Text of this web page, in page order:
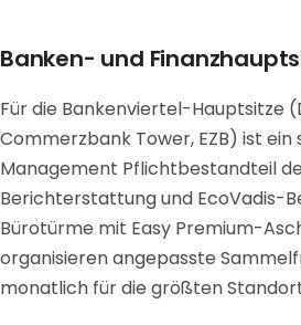
Banken- und
Für die Bankenviertel-Hauptsitze
Commerzbank Tower, EZB) ist
Management Pflichtbestandteil
Berichterstattung und EcoVadis-
Bürotürme mit Easy Premium-
organisieren angepasste
monatlich für die größten